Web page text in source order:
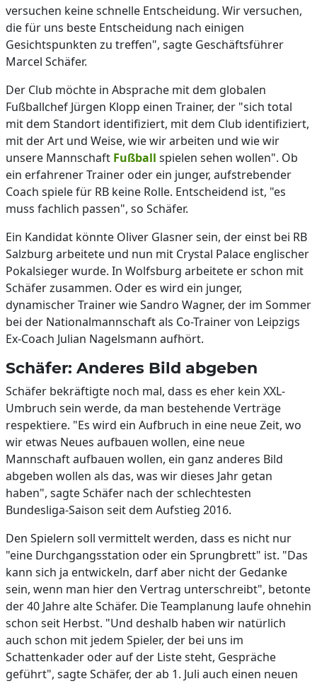
versuchen keine schnelle Entscheidung. Wir versuchen,
die für uns beste Entscheidung nach einigen
Gesichtspunkten zu treffen", sagte Geschäftsführer
Marcel Schäfer.
Der Club möchte in Absprache mit dem globalen
Fußballchef Jürgen Klopp einen Trainer, der "sich total
mit dem Standort identifiziert, mit dem Club identifiziert,
mit der Art und Weise, wie wir arbeiten und wie wir
unsere Mannschaft Fußball spielen sehen wollen". Ob
ein erfahrener Trainer oder ein junger, aufstrebender
Coach spiele für RB keine Rolle. Entscheidend ist, "es
muss fachlich passen", so Schäfer.
Ein Kandidat könnte Oliver Glasner sein, der einst bei RB
Salzburg arbeitete und nun mit Crystal Palace englischer
Pokalsieger wurde. In Wolfsburg arbeitete er schon mit
Schäfer zusammen. Oder es wird ein junger,
dynamischer Trainer wie Sandro Wagner, der im Sommer
bei der Nationalmannschaft als Co-Trainer von Leipzigs
Ex-Coach Julian Nagelsmann aufhört.
Schäfer: Anderes Bild abgeben
Schäfer bekräftigte noch mal, dass es eher kein XXL-
Umbruch sein werde, da man bestehende Verträge
respektiere. "Es wird ein Aufbruch in eine neue Zeit, wo
wir etwas Neues aufbauen wollen, eine neue
Mannschaft aufbauen wollen, ein ganz anderes Bild
abgeben wollen als das, was wir dieses Jahr getan
haben", sagte Schäfer nach der schlechtesten
Bundesliga-Saison seit dem Aufstieg 2016.
Den Spielern soll vermittelt werden, dass es nicht nur
"eine Durchgangsstation oder ein Sprungbrett" ist. "Das
kann sich ja entwickeln, darf aber nicht der Gedanke
sein, wenn man hier den Vertrag unterschreibt", betonte
der 40 Jahre alte Schäfer. Die Teamplanung laufe ohnehin
schon seit Herbst. "Und deshalb haben wir natürlich
auch schon mit jedem Spieler, der bei uns im
Schattenkader oder auf der Liste steht, Gespräche
geführt", sagte Schäfer, der ab 1. Juli auch einen neuen